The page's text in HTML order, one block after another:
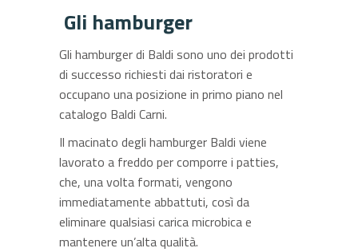
Gli hamburger
Gli hamburger di Baldi sono uno dei prodotti
di successo richiesti dai ristoratori e
occupano una posizione in primo piano nel
catalogo Baldi Carni.
Il macinato degli hamburger Baldi viene
lavorato a freddo per comporre i patties,
che, una volta formati, vengono
immediatamente abbattuti, così da
eliminare qualsiasi carica microbica e
mantenere un’alta qualità.